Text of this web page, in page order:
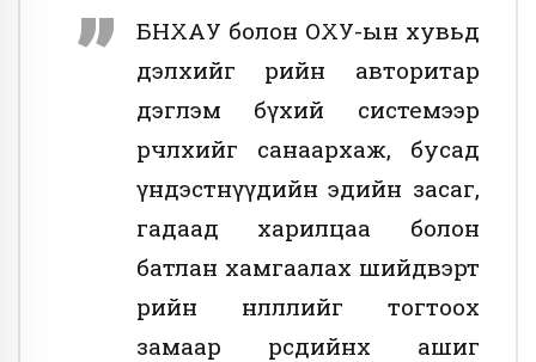
БНХАУ болон ОХУ-ын хувьд
дэлхийг өөрийн авторитар
дэглэм бүхий системээр
өөрчлөхийг санаархаж, бусад
үндэстнүүдийн эдийн засаг,
гадаад харилцаа болон
батлан хамгаалах шийдвэрт
өөрийн нөлөөллийг тогтоох
замаар өөрсдийнхөө ашиг